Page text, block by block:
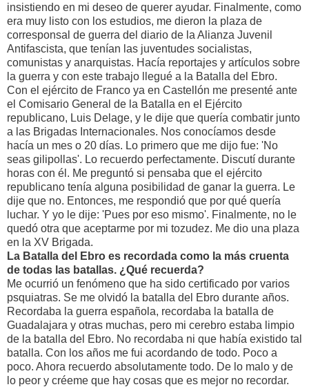
insistiendo en mi deseo de querer ayudar. Finalmente, como
era muy listo con los estudios, me dieron la plaza de
corresponsal de guerra del diario de la Alianza Juvenil
Antifascista, que tenían las juventudes socialistas,
comunistas y anarquistas. Hacía reportajes y artículos sobre
la guerra y con este trabajo llegué a la Batalla del Ebro.
Con el ejército de Franco ya en Castellón me presenté ante
el Comisario General de la Batalla en el Ejército
republicano, Luis Delage, y le dije que quería combatir junto
a las Brigadas Internacionales. Nos conocíamos desde
hacía un mes o 20 días. Lo primero que me dijo fue: 'No
seas gilipollas'. Lo recuerdo perfectamente. Discutí durante
horas con él. Me preguntó si pensaba que el ejército
republicano tenía alguna posibilidad de ganar la guerra. Le
dije que no. Entonces, me respondió que por qué quería
luchar. Y yo le dije: 'Pues por eso mismo'. Finalmente, no le
quedó otra que aceptarme por mi tozudez. Me dio una plaza
en la XV Brigada.
La Batalla del Ebro es recordada como la más cruenta
de todas las batallas. ¿Qué recuerda?
Me ocurrió un fenómeno que ha sido certificado por varios
psquiatras. Se me olvidó la batalla del Ebro durante años.
Recordaba la guerra española, recordaba la batalla de
Guadalajara y otras muchas, pero mi cerebro estaba limpio
de la batalla del Ebro. No recordaba ni que había existido tal
batalla. Con los años me fui acordando de todo. Poco a
poco. Ahora recuerdo absolutamente todo. De lo malo y de
lo peor y créeme que hay cosas que es mejor no recordar.